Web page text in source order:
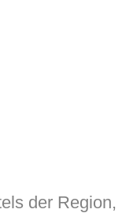
der Region,